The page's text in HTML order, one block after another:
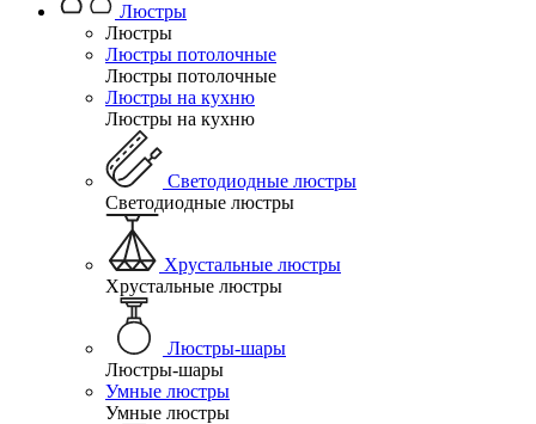
Люстры
Люстры
Люстры потолочные
Люстры потолочные
Люстры на кухню
Люстры на кухню
Светодиодные люстры
Светодиодные люстры
Хрустальные люстры
Хрустальные люстры
Люстры-шары
Люстры-шары
Умные люстры
Умные люстры